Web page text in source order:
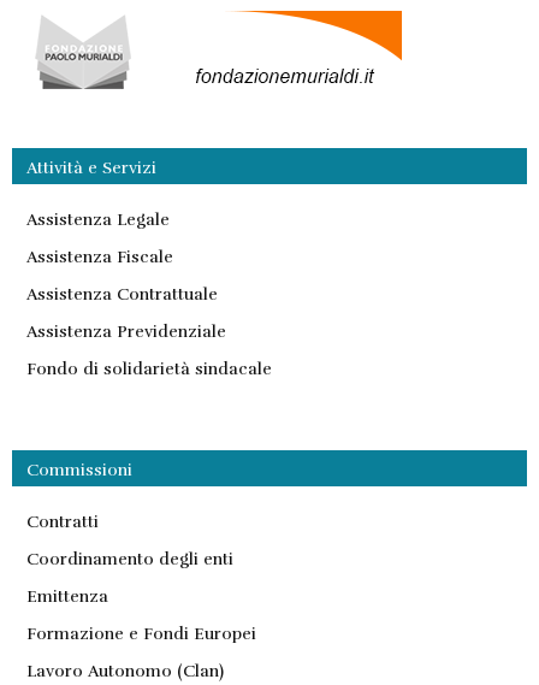
Attività e Servizi
Assistenza Legale
Assistenza Fiscale
Assistenza Contrattuale
Assistenza Previdenziale
Fondo di solidarietà sindacale
Commissioni
Contratti
Coordinamento degli enti
Emittenza
Formazione e Fondi Europei
Lavoro Autonomo (Clan)